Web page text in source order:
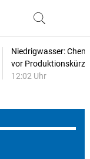
Niedrigwasser:
vor
12:02 Uhr